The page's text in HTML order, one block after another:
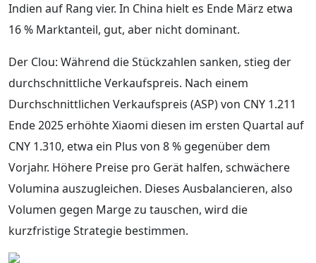
Indien auf Rang vier. In China hielt es Ende März etwa
16 % Marktanteil, gut, aber nicht dominant.
Der Clou: Während die Stückzahlen sanken, stieg der
durchschnittliche Verkaufspreis. Nach einem
Durchschnittlichen Verkaufspreis (ASP) von CNY 1.211
Ende 2025 erhöhte Xiaomi diesen im ersten Quartal auf
CNY 1.310, etwa ein Plus von 8 % gegenüber dem
Vorjahr. Höhere Preise pro Gerät halfen, schwächere
Volumina auszugleichen. Dieses Ausbalancieren, also
Volumen gegen Marge zu tauschen, wird die
kurzfristige Strategie bestimmen.